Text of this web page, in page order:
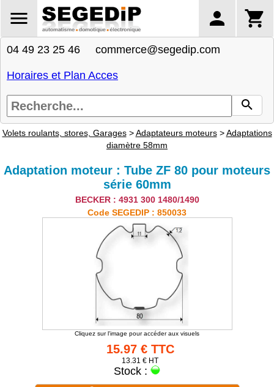
04 49 23 25 46 commerce@segedip.com
Horaires et Plan Acces
Volets roulants, stores, Garages>Adaptateurs moteurs>Adaptations
diamètre 58mm
Adaptation moteur : Tube ZF 80 pour moteurs
série 60mm
BECKER : 4931 300 1480/1490
Code SEGEDIP : 850033
Cliquez sur l'image pour accéder aux visuels
15.97 € TTC
13.31 € HT
Stock :